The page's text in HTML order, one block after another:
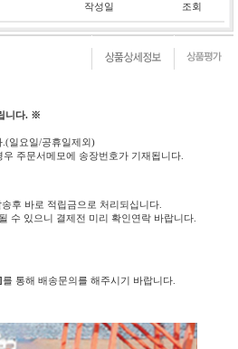
작성일 조회
니다. ※
일요일/공휴일제외)
우 주문서메모에 송장번호가 기재됩니다.
후 바로 적립금으로 처리되십니다.
수 있으니 결제전 미리 확인연락 바랍니다.
를 통해 배송문의를 해주시기 바랍니다.